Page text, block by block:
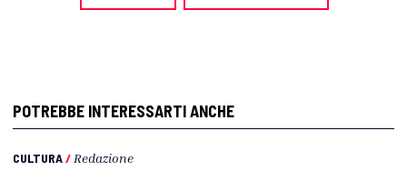
POTREBBE INTERESSARTI ANCHE
CULTURA/ Redazione